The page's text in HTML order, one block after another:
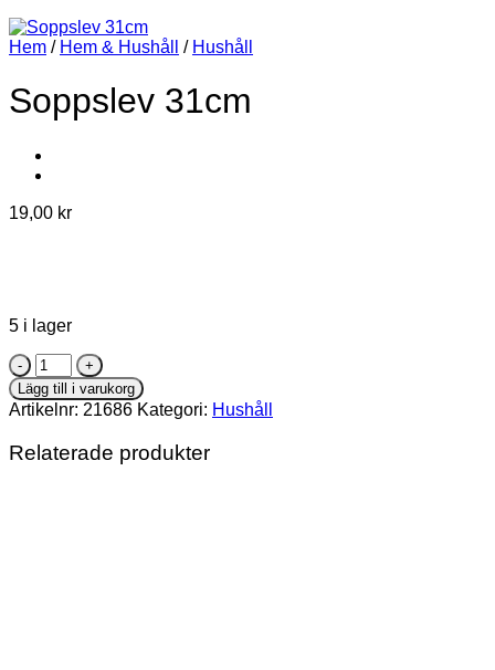
Hem / Hem & Hushåll / Hushåll
Soppslev 31cm
19,00 kr
5 i lager
Soppslev
31cm
mängd
Lägg till i varukorg
Artikelnr: 21686 Kategori: Hushåll
Relaterade produkter